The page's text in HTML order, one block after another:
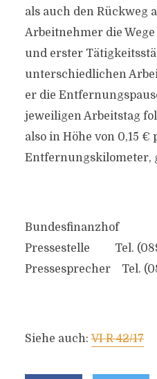
als auch den Rückweg
Arbeitnehmer die
und erster
unterschiedlichen
er die
jeweiligen Arbeitstag
also in Höhe von 0,15 €
Entfernungskilometer,
Bundesfinanzhof
Pressestelle Tel.
Pressesprecher Tel.
Siehe auch:VI R 42/17